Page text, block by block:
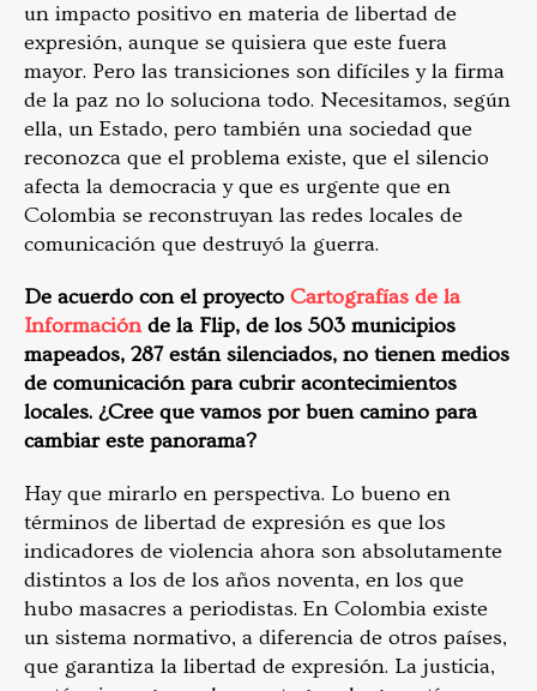
un impacto positivo en materia de libertad de
expresión, aunque se quisiera que este fuera
mayor. Pero las transiciones son difíciles y la firma
de la paz no lo soluciona todo. Necesitamos, según
ella, un Estado, pero también una sociedad que
reconozca que el problema existe, que el silencio
afecta la democracia y que es urgente que en
Colombia se reconstruyan las redes locales de
comunicación que destruyó la guerra.
De acuerdo con el proyecto Cartografías de la
Informaciónde la Flip, de los 503 municipios
mapeados, 287 están silenciados, no tienen medios
de comunicación para cubrir acontecimientos
locales. ¿Cree que vamos por buen camino para
cambiar este panorama?
Hay que mirarlo en perspectiva. Lo bueno en
términos de libertad de expresión es que los
indicadores de violencia ahora son absolutamente
distintos a los de los años noventa, en los que
hubo masacres a periodistas. En Colombia existe
un sistema normativo, a diferencia de otros países,
que garantiza la libertad de expresión. La justicia,